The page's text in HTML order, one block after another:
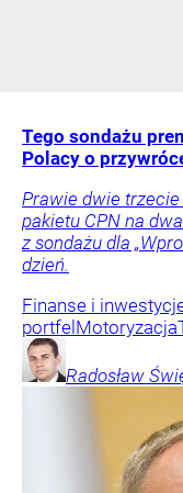
Tego sondażu
Polacy o
Prawie dwie
pakietu CPN na
z sondażu dla
dzień.
Finanse i
portfel Motoryzacja
Radosław